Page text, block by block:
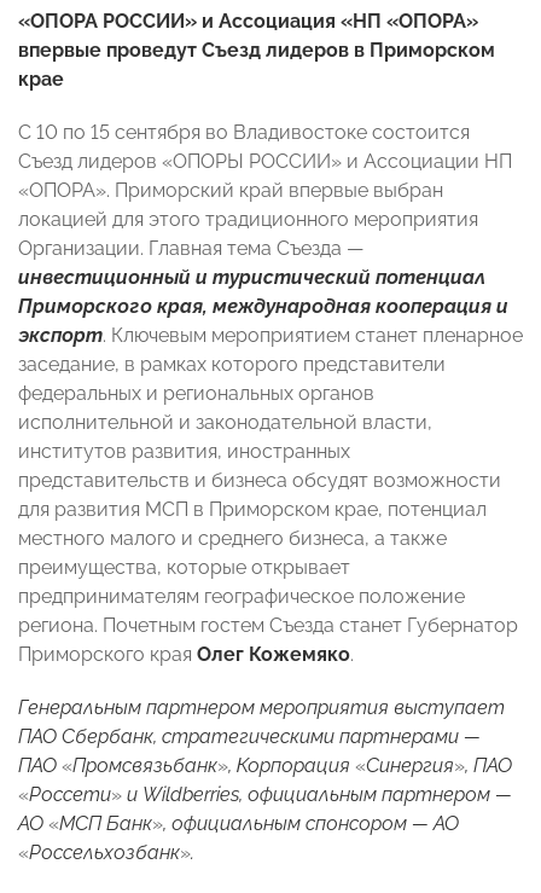
«ОПОРА РОССИИ» и Ассоциация «НП «ОПОРА»
впервые проведут Съезд лидеров в Приморском
крае
С 10 по 15 сентября во Владивостоке состоится
Съезд лидеров «ОПОРЫ РОССИИ» и Ассоциации НП
«ОПОРА». Приморский край впервые выбран
локацией для этого традиционного мероприятия
Организации. Главная тема Съезда —
инвестиционный и туристический потенциал
Приморского края, международная кооперация и
экспорт. Ключевым мероприятием станет пленарное
заседание, в рамках которого представители
федеральных и региональных органов
исполнительной и законодательной власти,
институтов развития, иностранных
представительств и бизнеса обсудят возможности
для развития МСП в Приморском крае, потенциал
местного малого и среднего бизнеса, а также
преимущества, которые открывает
предпринимателям географическое положение
региона. Почетным гостем Съезда станет Губернатор
Приморского края Олег Кожемяко.
Генеральным партнером мероприятия выступает
ПАО Сбербанк, стратегическими партнерами —
ПАО «Промсвязьбанк», Корпорация «Синергия», ПАО
«Россети» и Wildberries, официальным партнером —
АО «МСП Банк», официальным спонсором — АО
«Россельхозбанк».